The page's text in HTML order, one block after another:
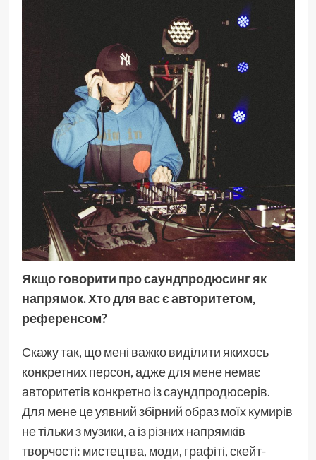
Якщо говорити про саундпродюсинг як
напрямок. Хто для вас є авторитетом,
референсом?
Скажу так, що мені важко виділити якихось
конкретних персон, адже для мене немає
авторитетів конкретно із саундпродюсерів.
Для мене це уявний збірний образ моїх кумирів
не тільки з музики, а із різних напрямків
творчості: мистецтва, моди, графіті, скейт-